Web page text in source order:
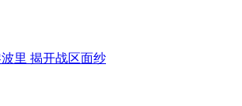
里 揭开战区面纱